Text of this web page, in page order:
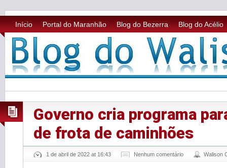
Início Portal do Maranhão Blog do Bezerra Blog do Acélio
Governo cria programa
de frota de caminhões
1 de abril de 2022 at 16:43 Nenhum comentário Walison